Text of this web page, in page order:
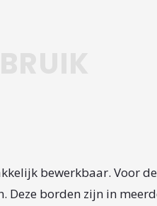
bewerkbaar. Voor
Deze borden zijn in